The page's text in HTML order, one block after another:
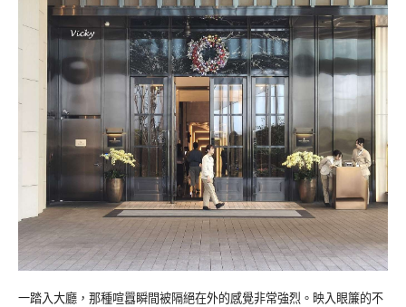
一踏入大廳，那種喧囂瞬間被隔絕在外的感覺非常強烈。映入眼簾的不